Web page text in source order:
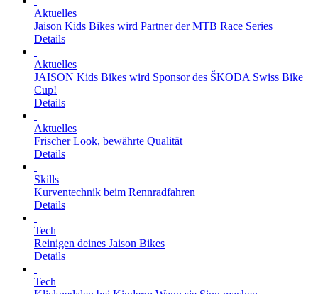
Aktuelles
Jaison Kids Bikes wird Partner der MTB Race Series
Details
Aktuelles
JAISON Kids Bikes wird Sponsor des ŠKODA Swiss Bike
Cup!
Details
Aktuelles
Frischer Look, bewährte Qualität
Details
Skills
Kurventechnik beim Rennradfahren
Details
Tech
Reinigen deines Jaison Bikes
Details
Tech